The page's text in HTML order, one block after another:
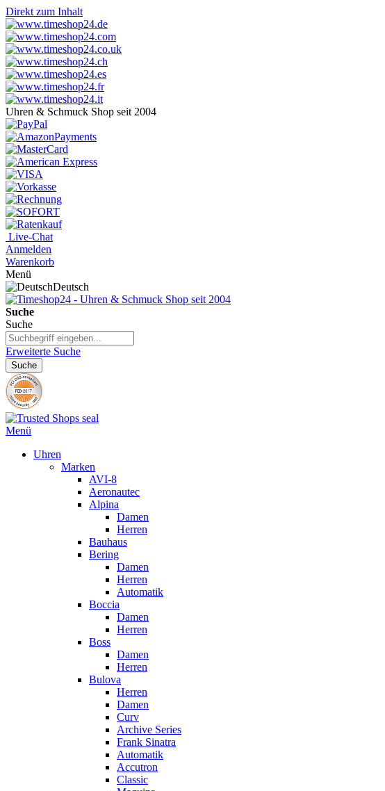
Direkt zum Inhalt
Uhren & Schmuck Shop seit 2004
Live-Chat
Anmelden
Warenkorb
Menü
Deutsch
Suche
Suche
Erweiterte Suche
Suche
Menü
Uhren
Marken
AVI-8
Aeronautec
Alpina
Damen
Herren
Bauhaus
Bering
Damen
Herren
Automatik
Boccia
Damen
Herren
Boss
Damen
Herren
Bulova
Herren
Damen
Curv
Archive Series
Frank Sinatra
Automatik
Accutron
Classic